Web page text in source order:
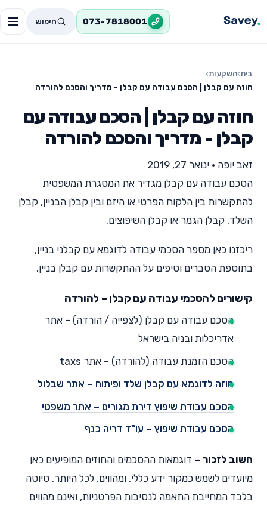
073-7818001 חיפוש
בית›השקעות›
חוזה עם קבלן | הסכם עבודה עם קבלן - מדריך והסכם להורדה
חוזה עם קבלן | הסכם עבודה עם
קבלן - מדריך והסכם להורדה
זאב יופה • ינואר 27, 2019
הסכם עבודה עם קבלן מגדיר את המסגרת המשפטית
להתקשרות בין הלקוח הפרטי או היזם ובין קבלן הבניין, קבלן
השלד, קבלן הגמר או קבלן השיפוצים.
ריכזנו כאן מספר הסכמי עבודה לדוגמא עם קבלני בניין,
בתוספת הסברים וטיפים על ההתקשרות עם קבלן בניין.
קישורים להסכמי עבודה עם קבלן – להורדה
הסכם עבודה עם קבלן (לצפייה / הורדה) – אתר
אדריכלות ובניה בישראל
הסכם הזמנת עבודה (להורדה) – אתר taxs
חוזה לדוגמא עם קבלן שלד ופיתוח – אתר שבלול
הסכם עבודת שיפוץ דירת מגורים – אתר משפטי
הסכם עבודת שיפוץ – עו"ד דריה כנף
חשוב לזכור – דוגמאות ההסכמים והחוזים המופיעים כאן
מיועדים לשמש כמקור ידע כללי, ומהווים, לכל היותר, טיוטה
בלבד המחייבת התאמה לנסיבות הפרטניות, ואינם מהווים